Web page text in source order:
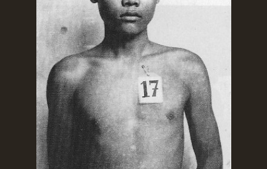
KATYŇSKÝ MASAKR
OSTATNÍ ZLOČINY KOMUNISMU
ČERNÁ KNIHA NACIONÁLNÍHO SOCIALISMU
ZLOČINY NACIONÁLNÍHO SOCIALISMU: FAKTA